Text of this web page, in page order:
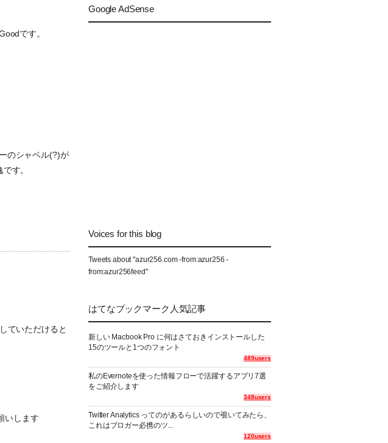
です。
のシャベル(?)が
す。
ていただけると
いします
Google AdSense
Voices for this blog
Tweets about "azur256.com -from:azur256 -
from:azur256feed"
はてなブックマーク人気記事
新しい Macbook Pro に何はさておきインストールした
15のツールと1つのフォント
489users
私のEvernoteを使った情報フローで活躍するアプリ7選
をご紹介します
348users
Twitter Analytics ってのがあるらしいので覗いてみたら、
これはブロガー必携のツ...
120users